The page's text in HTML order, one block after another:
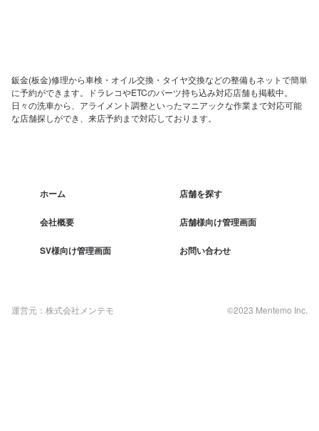
鈑金(板金)修理から車検・オイル交換・タイヤ交換などの整備もネットで簡単
に予約ができます。ドラレコやETCのパーツ持ち込み対応店舗も掲載中。
日々の洗車から、アライメント調整といったマニアックな作業まで対応可能
な店舗探しができ、来店予約まで対応しております。
ホーム 店舗を探す
会社概要 店舗様向け管理画面
SV様向け管理画面 お問い合わせ
運営元：株式会社メンテモ ©2023 Mentemo Inc.